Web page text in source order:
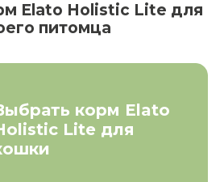
Elato Holistic Lite для
питомца
корм Elato
Lite для